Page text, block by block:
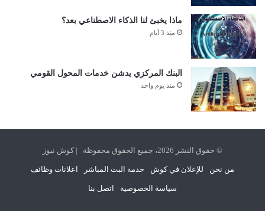
ماذا يخبئ لنا الذكاء الاصطناعي بعد؟
منذ 3 أيام
البنك المركزي يدشن خدمات المحول القومي
منذ يوم واحد
© حقوق النشر 2026، جميع الحقوق محفوظة | كوش نيوز
من نحن للإعلان في كوش خدمة البث المباشر اعلانات وظائف
سياسة الخصوصية اتصل بنا